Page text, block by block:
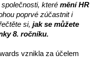
které mění HR
poprvé zúčastnit i
si, jak se můžete
8. ročníku.
vznikla za účelem